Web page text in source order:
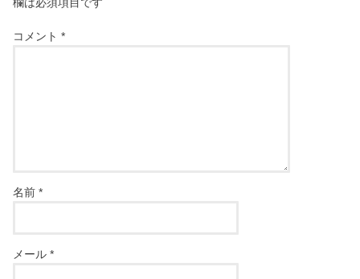
欄は必須項目です
コメント*
名前*
メール*